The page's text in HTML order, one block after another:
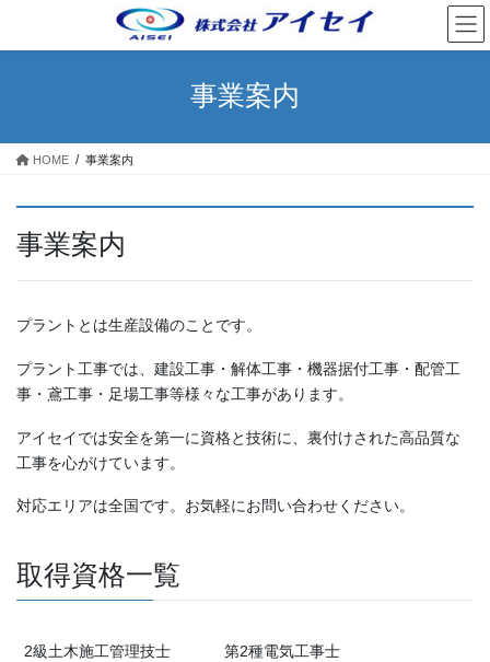
テ
ス
ゲ
ン
事業案内
HOME 事業案内
事業案内
プラントとは生産設備のことです。
プラント工事では、建設工事・解体工事・機器据付工事・配管工
事・鳶工事・足場工事等様々な工事があります。
アイセイでは安全を第一に資格と技術に、裏付けされた高品質な
工事を心がけています。
対応エリアは全国です。お気軽にお問い合わせください。
取得資格一覧
2級土木施工管理技士 第2種電気工事士